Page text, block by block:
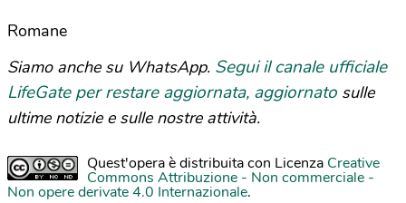
Romane
Siamo anche su WhatsApp. Segui il canale ufficiale
LifeGate per restare aggiornata, aggiornato sulle
ultime notizie e sulle nostre attività.
Quest'opera è distribuita con Licenza Creative
Commons Attribuzione - Non commerciale -
Non opere derivate 4.0 Internazionale.